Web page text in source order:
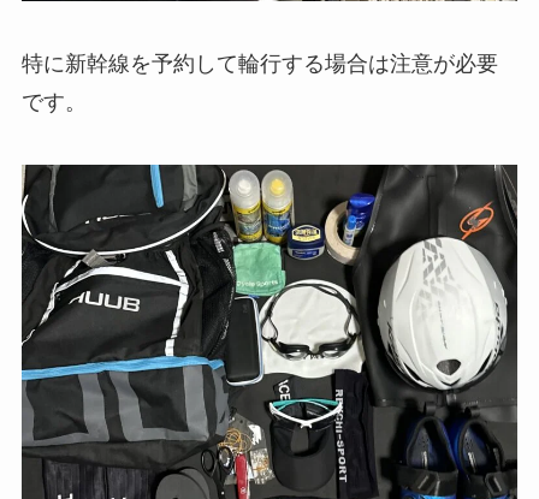
特に新幹線を予約して輪行する場合は注意が必要
です。